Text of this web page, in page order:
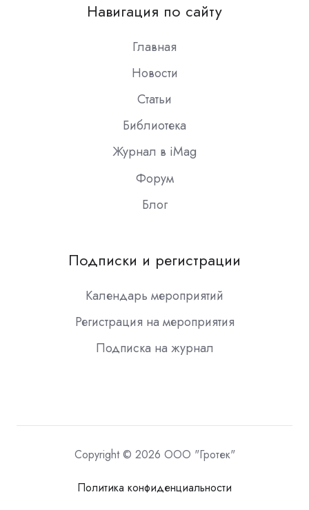
Slack
Навигация по сайту
Главная
Новости
Статьи
Библиотека
Журнал в iMag
Форум
Блог
Подписки и регистрации
Календарь мероприятий
Регистрация на мероприятия
Подписка на журнал
Copyright © 2026 ООО "Гротек"
Политика конфиденциальности